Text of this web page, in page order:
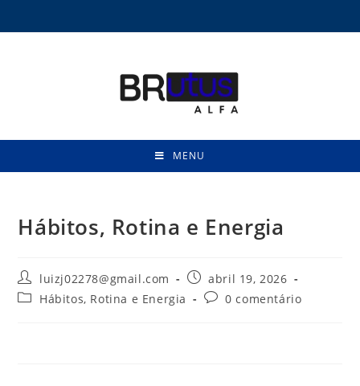
MENU
Hábitos, Rotina e Energia
luizj02278@gmail.com
abril 19, 2026
Hábitos, Rotina e Energia
0 comentário